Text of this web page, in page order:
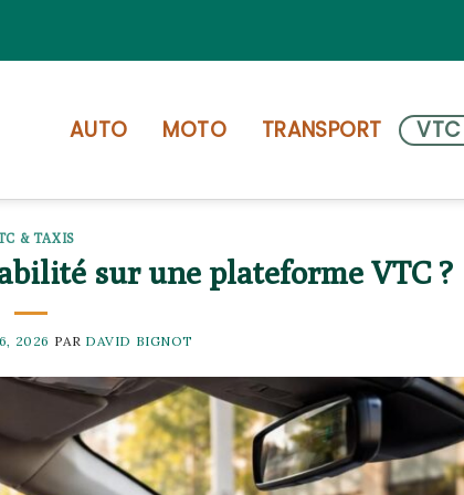
AUTO MOTO TRANSPORT
& TAXIS
sur une plateforme VTC ?
2026 PAR DAVID BIGNOT